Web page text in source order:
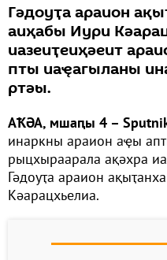
Гәдоуҭа араион
аиҳабы Иури
иазеиҭеиҳәеит
пты иаҿагыланы
ртәы.
АҞӘА, мшаԥы 4 –
инаркны араион аҿы
рыцхыраарала ақәхра
Гәдоуҭа араион
Кәарацхьелиа.